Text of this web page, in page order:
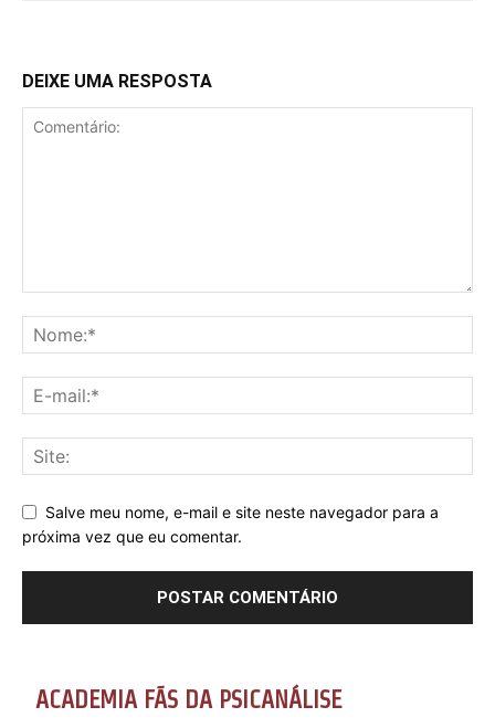
DEIXE UMA RESPOSTA
Salve meu nome, e-mail e site neste navegador para a
próxima vez que eu comentar.
ACADEMIA FÃS DA PSICANÁLISE